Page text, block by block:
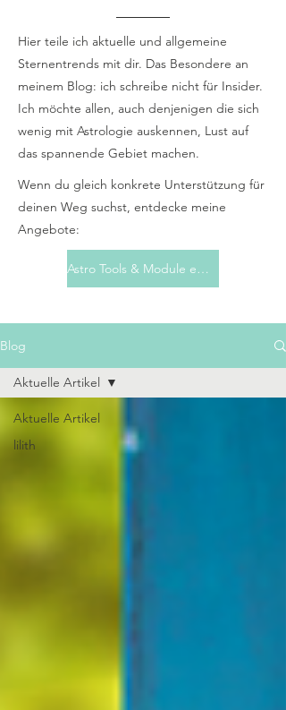
Hier teile ich aktuelle und allgemeine
Sternentrends mit dir. Das Besondere an
meinem Blog: ich schreibe nicht für Insider.
Ich möchte allen, auch denjenigen die sich
wenig mit Astrologie auskennen, Lust auf
das spannende Gebiet machen.
Wenn du gleich konkrete Unterstützung für
deinen Weg suchst, entdecke meine
Angebote:
Astro Tools & Module entdecken
Blog
Aktuelle Artikel
lilith
Aktuelle Artikel